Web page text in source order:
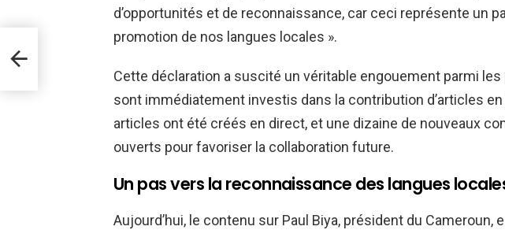
d’opportunités et de reconnaissance, car ceci représente un
promotion de nos langues locales ».
Cette déclaration a suscité un véritable engouement parmi
sont immédiatement investis dans la contribution d’articles en
articles ont été créés en direct, et une dizaine de nouveaux
ouverts pour favoriser la collaboration future.
Un pas vers la reconnaissance des langues
Aujourd’hui, le contenu sur Paul Biya, président du Cameroun,